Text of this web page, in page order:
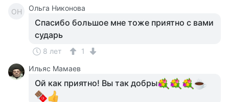
ОН Ольга Никонова
Спасибо большое мне тоже приятно с вами
сударь
8 лет
1
Ильяс Мамаев
Ой как приятно! Вы так добры